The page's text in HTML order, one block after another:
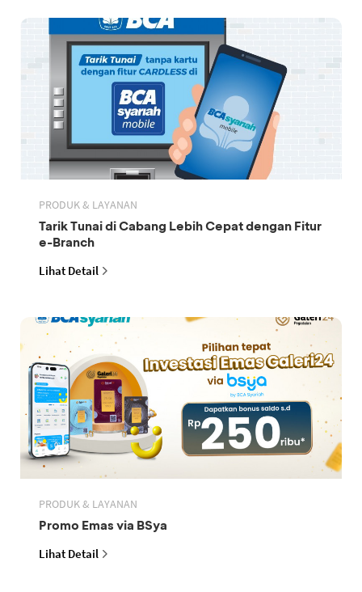
PRODUK & LAYANAN
Tarik Tunai di Cabang Lebih Cepat dengan Fitur
e-Branch
Lihat Detail
PRODUK & LAYANAN
Promo Emas via BSya
Lihat Detail